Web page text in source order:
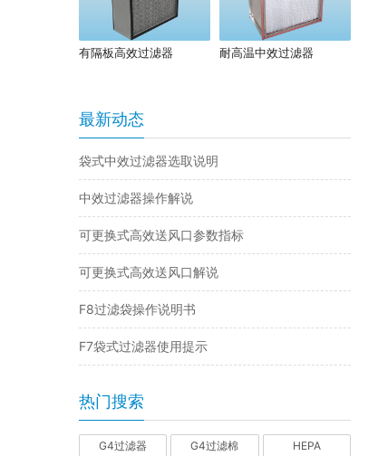
有隔板高效过滤器 耐高温中效过滤器
最新动态
袋式中效过滤器选取说明
中效过滤器操作解说
可更换式高效送风口参数指标
可更换式高效送风口解说
F8过滤袋操作说明书
F7袋式过滤器使用提示
热门搜索
G4过滤器 G4过滤棉 HEPA